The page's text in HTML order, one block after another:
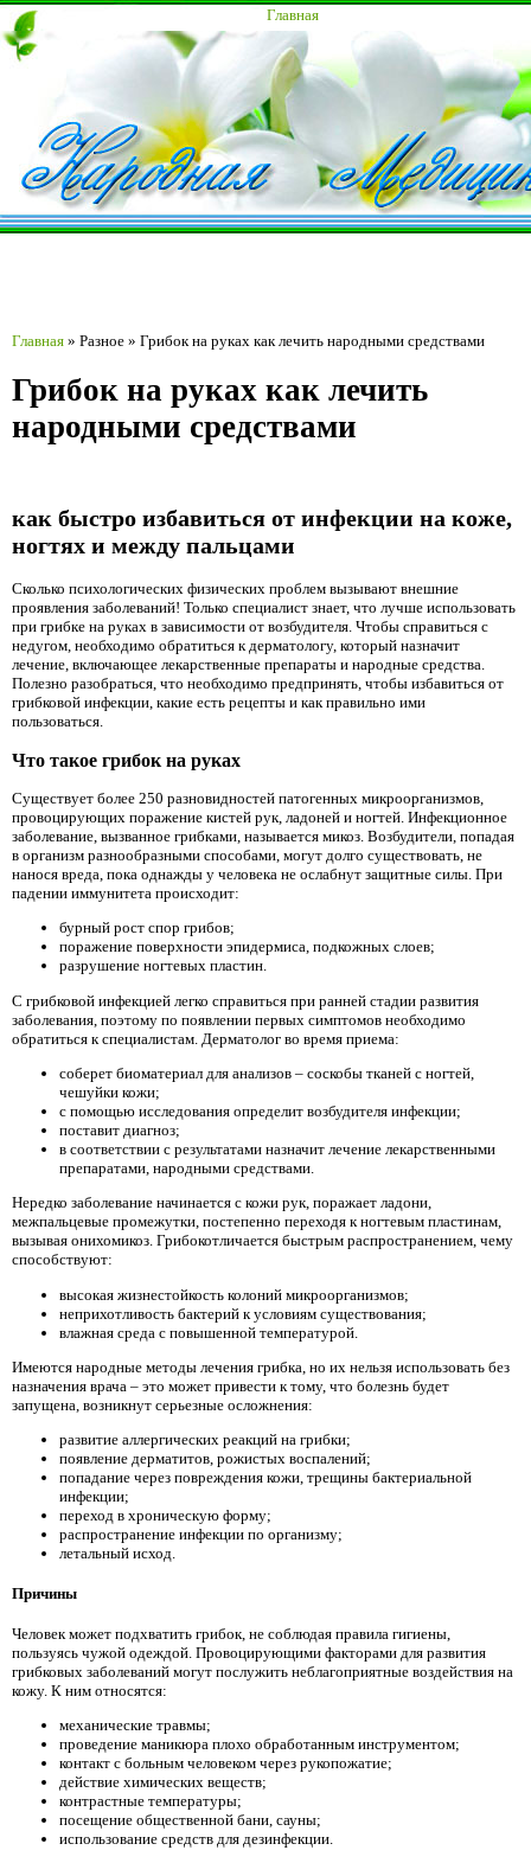
Главная
Главная » Разное » Грибок на руках как лечить народными средствами
Грибок на руках как лечить
народными средствами
как быстро избавиться от инфекции на коже,
ногтях и между пальцами
Сколько психологических физических проблем вызывают внешние
проявления заболеваний! Только специалист знает, что лучше использовать
при грибке на руках в зависимости от возбудителя. Чтобы справиться с
недугом, необходимо обратиться к дерматологу, который назначит
лечение, включающее лекарственные препараты и народные средства.
Полезно разобраться, что необходимо предпринять, чтобы избавиться от
грибковой инфекции, какие есть рецепты и как правильно ими
пользоваться.
Что такое грибок на руках
Существует более 250 разновидностей патогенных микроорганизмов,
провоцирующих поражение кистей рук, ладоней и ногтей. Инфекционное
заболевание, вызванное грибками, называется микоз. Возбудители, попадая
в организм разнообразными способами, могут долго существовать, не
нанося вреда, пока однажды у человека не ослабнут защитные силы. При
падении иммунитета происходит:
бурный рост спор грибов;
поражение поверхности эпидермиса, подкожных слоев;
разрушение ногтевых пластин.
С грибковой инфекцией легко справиться при ранней стадии развития
заболевания, поэтому по появлении первых симптомов необходимо
обратиться к специалистам. Дерматолог во время приема:
соберет биоматериал для анализов – соскобы тканей с ногтей,
чешуйки кожи;
с помощью исследования определит возбудителя инфекции;
поставит диагноз;
в соответствии с результатами назначит лечение лекарственными
препаратами, народными средствами.
Нередко заболевание начинается с кожи рук, поражает ладони,
межпальцевые промежутки, постепенно переходя к ногтевым пластинам,
вызывая онихомикоз. Грибок­отличается быстрым распространением, чему
способствуют:
высокая жизнестойкость колоний микроорганизмов;
неприхотливость бактерий к условиям существования;
влажная среда с повышенной температурой.
Имеются народные методы лечения грибка, но их нельзя использовать без
назначения врача – это может привести к тому, что болезнь будет
запущена, возникнут серьезные осложнения:
развитие аллергических реакций на грибки;
появление дерматитов, рожистых воспалений;
попадание через повреждения кожи, трещины бактериальной
инфекции;
переход в хроническую форму;
распространение инфекции по организму;
летальный исход.
Причины
Человек может подхватить грибок, не соблюдая правила гигиены,
пользуясь чужой одеждой. Провоцирующими факторами для развития
грибковых заболеваний могут послужить неблагоприятные воздействия на
кожу. К ним относятся:
механические травмы;
проведение маникюра плохо обработанным инструментом;
контакт с больным человеком через рукопожатие;
действие химических веществ;
контрастные температуры;
посещение общественной бани, сауны;
использование средств для дезинфекции.